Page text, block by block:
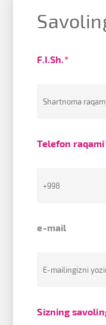
F.I.Sh.*
Telefon
e-mail
Sizning